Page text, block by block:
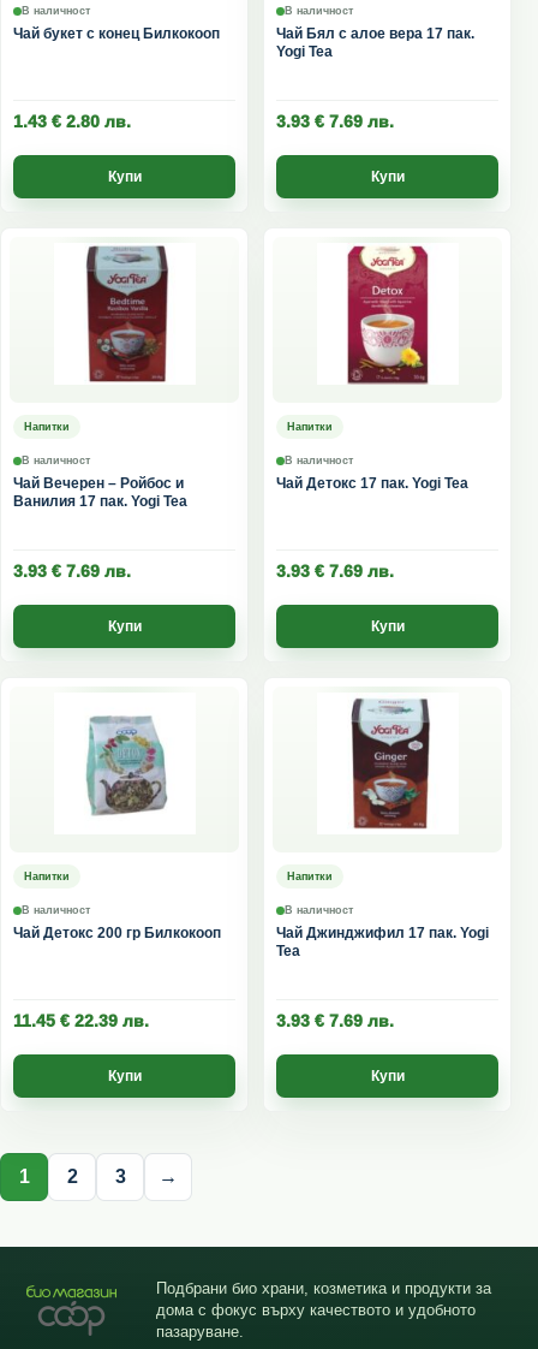
В наличност
Чай букет с конец Билкокооп
1.43 € 2.80 лв.
Купи
В наличност
Чай Бял с алое вера 17 пак.
Yogi Tea
3.93 € 7.69 лв.
Купи
Напитки
В наличност
Чай Вечерен – Ройбос и
Ванилия 17 пак. Yogi Tea
3.93 € 7.69 лв.
Купи
Напитки
В наличност
Чай Детокс 17 пак. Yogi Tea
3.93 € 7.69 лв.
Купи
Напитки
В наличност
Чай Детокс 200 гр Билкокооп
11.45 € 22.39 лв.
Купи
Напитки
В наличност
Чай Джинджифил 17 пак. Yogi
Tea
3.93 € 7.69 лв.
Купи
1 2 3 →
Подбрани био храни, козметика и продукти за
дома с фокус върху качеството и удобното
пазаруване.